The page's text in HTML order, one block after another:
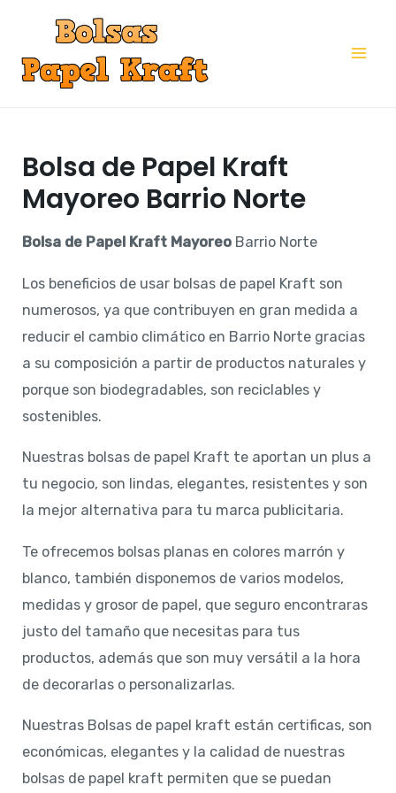
contenido
Bolsa de Papel Kraft
Mayoreo Barrio Norte
Bolsa de Papel Kraft Mayoreo Barrio Norte
Los beneficios de usar bolsas de papel Kraft son
numerosos, ya que contribuyen en gran medida a
reducir el cambio climático en Barrio Norte gracias
a su composición a partir de productos naturales y
porque son biodegradables, son reciclables y
sostenibles.
Nuestras bolsas de papel Kraft te aportan un plus a
tu negocio, son lindas, elegantes, resistentes y son
la mejor alternativa para tu marca publicitaria.
Te ofrecemos bolsas planas en colores marrón y
blanco, también disponemos de varios modelos,
medidas y grosor de papel, que seguro encontraras
justo del tamaño que necesitas para tus
productos, además que son muy versátil a la hora
de decorarlas o personalizarlas.
Nuestras Bolsas de papel kraft están certificas, son
económicas, elegantes y la calidad de nuestras
bolsas de papel kraft permiten que se puedan